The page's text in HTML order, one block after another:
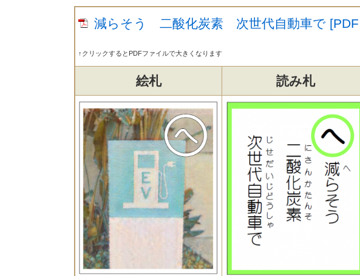
減らそう 二酸化炭素 次世代自動車で [PDF
↑クリックするとPDFファイルで大きくなります
絵札 読み札